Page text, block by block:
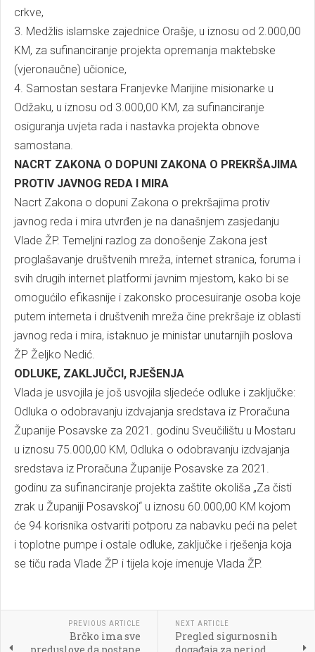
crkve,
3. Medžlis islamske zajednice Orašje, u iznosu od 2.000,00
KM, za sufinanciranje projekta opremanja maktebske
(vjeronaučne) učionice,
4. Samostan sestara Franjevke Marijine misionarke u
Odžaku, u iznosu od 3.000,00 KM, za sufinanciranje
osiguranja uvjeta rada i nastavka projekta obnove
samostana.
NACRT ZAKONA O DOPUNI ZAKONA O PREKRŠAJIMA
PROTIV JAVNOG REDA I MIRA
Nacrt Zakona o dopuni Zakona o prekršajima protiv
javnog reda i mira utvrđen je na današnjem zasjedanju
Vlade ŽP. Temeljni razlog za donošenje Zakona jest
proglašavanje društvenih mreža, internet stranica, foruma i
svih drugih internet platformi javnim mjestom, kako bi se
omogućilo efikasnije i zakonsko procesuiranje osoba koje
putem interneta i društvenih mreža čine prekršaje iz oblasti
javnog reda i mira, istaknuo je ministar unutarnjih poslova
ŽP Željko Nedić.
ODLUKE, ZAKLJUČCI, RJEŠENJA
Vlada je usvojila je još usvojila sljedeće odluke i zaključke:
Odluka o odobravanju izdvajanja sredstava iz Proračuna
Županije Posavske za 2021. godinu Sveučilištu u Mostaru
u iznosu 75.000,00 KM, Odluka o odobravanju izdvajanja
sredstava iz Proračuna Županije Posavske za 2021.
godinu za sufinanciranje projekta zaštite okoliša „Za čisti
zrak u Županiji Posavskoj“ u iznosu 60.000,00 KM kojom
će 94 korisnika ostvariti potporu za nabavku peći na pelet
i toplotne pumpe i ostale odluke, zaključke i rješenja koja
se tiču rada Vlade ŽP i tijela koje imenuje Vlada ŽP.
PREVIOUS ARTICLE
Brčko ima sve
NEXT ARTICLE
Pregled sigurnosnih